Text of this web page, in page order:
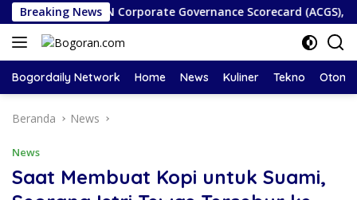
Langsung
ke
konten
Breaking News
ASEAN Corporate Governance Scorecard (ACGS),
Bogordaily Network Home News Kuliner Tekno
Beranda News
News
Saat Membuat Kopi untuk Suami,